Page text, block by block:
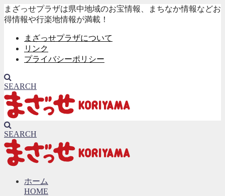
まざっせプラザは県中地域のお宝情報、まちなか情報などお
得情報や行楽地情報が満載！
まざっせプラザについて
リンク
プライバシーポリシー
SEARCH
SEARCH
ホーム
HOME